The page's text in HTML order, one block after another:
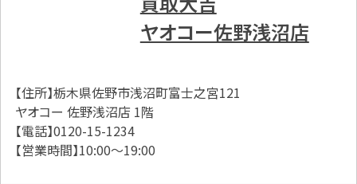
ヤオコー佐野浅沼店
【住所】栃木県佐野市浅沼町富士之宮121
ヤオコー 佐野浅沼店 1階
【電話】0120-15-1234
【営業時間】10:00～19:00